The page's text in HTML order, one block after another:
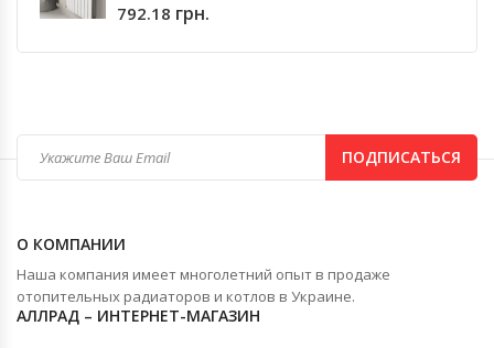
792.18 грн.
ПОДПИСАТЬСЯ
О КОМПАНИИ
Наша компания имеет многолетний опыт в продаже
отопительных радиаторов и котлов в Украине.
АЛЛРАД – ИНТЕРНЕТ-МАГАЗИН